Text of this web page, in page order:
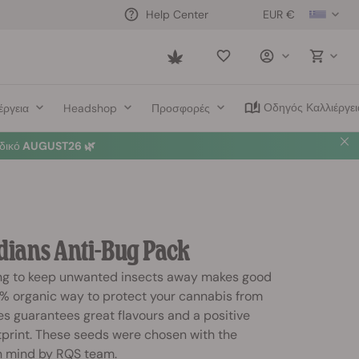
EUR €
Help Center
Saved
Headshop Προσφορές Οδηγός
AUGUST26 🌿
Anti-Bug Pack
to keep unwanted insects away makes good
organic way to protect your cannabis from
guarantees great flavours and a positive
These seeds were chosen with the
by RQS team.